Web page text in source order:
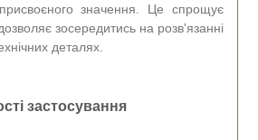
значення. Це спрощує
зосередитись на розв'язанні
деталях.
застосування